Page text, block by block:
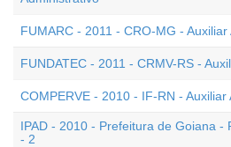
FUMARC - 2011 - CRO-MG -
FUNDATEC - 2011 - CRMV-RS -
COMPERVE - 2010 - IF-RN - Auxiliar
IPAD - 2010 - Prefeitura de Goiana -
- 2